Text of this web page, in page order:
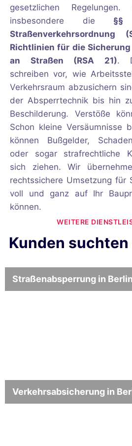
gesetzlichen
insbesondere die
Straßenverkehrsordnung
Richtlinien für die
an Straßen (RSA 21).
schreiben vor, wie
Verkehrsraum abzusichern
der Absperrtechnik bis hin
Beschilderung. Verstöße
Schon kleine Versäumnisse
können Bußgelder,
oder sogar strafrechtliche
sich ziehen. Wir
rechtssichere Umsetzung für
voll und ganz auf Ihr
können.
WEITERE
Kunden suchten
Straßenabsperrung in
Verkehrsabsicherung in